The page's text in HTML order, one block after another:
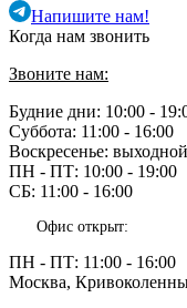
Напишите нам!
Когда нам звонить
Звоните нам:
Будние дни: 10:00 -
Суббота: 11:00 - 16:00
Воскресенье: выходной
ПН - ПТ: 10:00 - 19:00
СБ: 11:00 - 16:00
Офис открыт:
ПН - ПТ: 11:00 - 16:00
Москва,